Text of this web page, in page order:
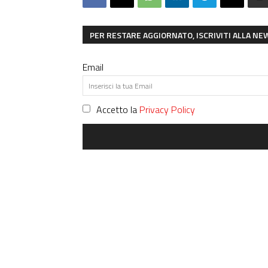
PER RESTARE AGGIORNATO, ISCRIVITI ALLA
Email
Accetto la Privacy Policy